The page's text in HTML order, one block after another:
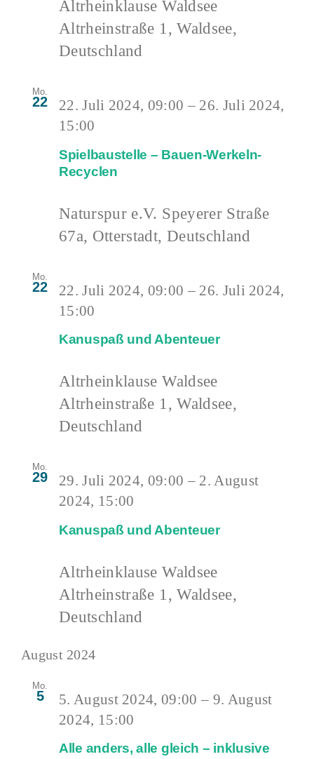
Altrheinklause Waldsee
Altrheinstraße 1, Waldsee,
Deutschland
Mo.
22
Spielbaustelle – Bauen-Werkeln-
Recyclen
22. Juli 2024, 09:00 – 26. Juli 2024,
15:00
Naturspur e.V. Speyerer Straße
67a, Otterstadt, Deutschland
Mo.
22
Kanuspaß und Abenteuer
22. Juli 2024, 09:00 – 26. Juli 2024,
15:00
Altrheinklause Waldsee
Altrheinstraße 1, Waldsee,
Deutschland
Mo.
29
Kanuspaß und Abenteuer
29. Juli 2024, 09:00 – 2. August
2024, 15:00
Altrheinklause Waldsee
Altrheinstraße 1, Waldsee,
Deutschland
August 2024
Mo.
5
Alle anders, alle gleich – inklusive
5. August 2024, 09:00 – 9. August
2024, 15:00